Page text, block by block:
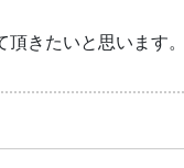
きたいと思います